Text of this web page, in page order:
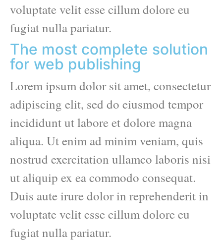
voluptate velit esse cillum dolore eu
fugiat nulla pariatur.
The most complete solution
for web publishing
Lorem ipsum dolor sit amet, consectetur
adipiscing elit, sed do eiusmod tempor
incididunt ut labore et dolore magna
aliqua. Ut enim ad minim veniam, quis
nostrud exercitation ullamco laboris nisi
ut aliquip ex ea commodo consequat.
Duis aute irure dolor in reprehenderit in
voluptate velit esse cillum dolore eu
fugiat nulla pariatur.